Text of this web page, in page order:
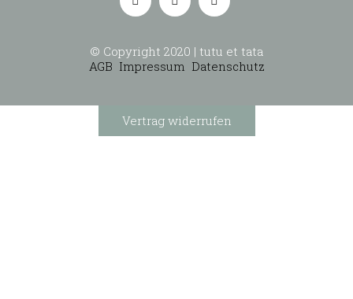
© Copyright 2020 | tutu et tata
AGB Impressum Datenschutz
Vertrag widerrufen